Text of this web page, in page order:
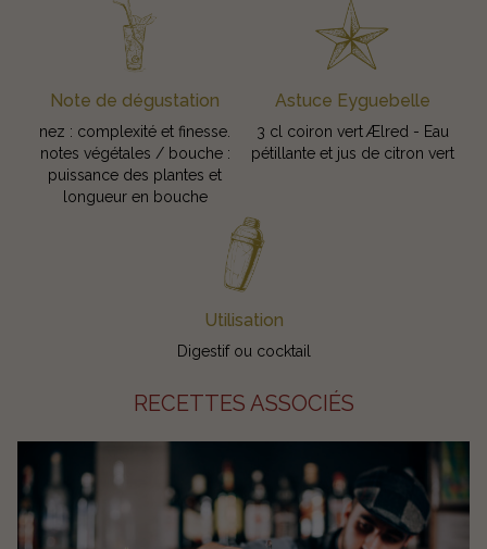
Note de dégustation
nez : complexité et finesse.
notes végétales / bouche :
puissance des plantes et
longueur en bouche
Astuce Eyguebelle
3 cl coiron vert Ælred - Eau
pétillante et jus de citron vert
Utilisation
Digestif ou cocktail
RECETTES ASSOCIÉS